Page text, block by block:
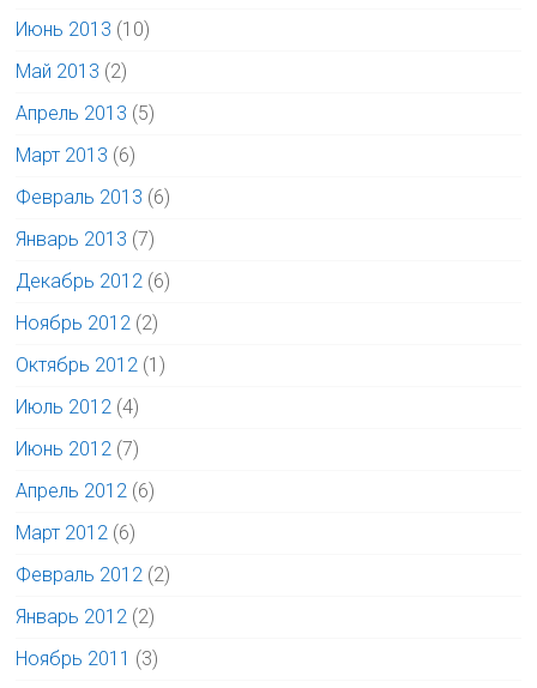
Июнь 2013 (10)
Май 2013 (2)
Апрель 2013 (5)
Март 2013 (6)
Февраль 2013 (6)
Январь 2013 (7)
Декабрь 2012 (6)
Ноябрь 2012 (2)
Октябрь 2012 (1)
Июль 2012 (4)
Июнь 2012 (7)
Апрель 2012 (6)
Март 2012 (6)
Февраль 2012 (2)
Январь 2012 (2)
Ноябрь 2011 (3)